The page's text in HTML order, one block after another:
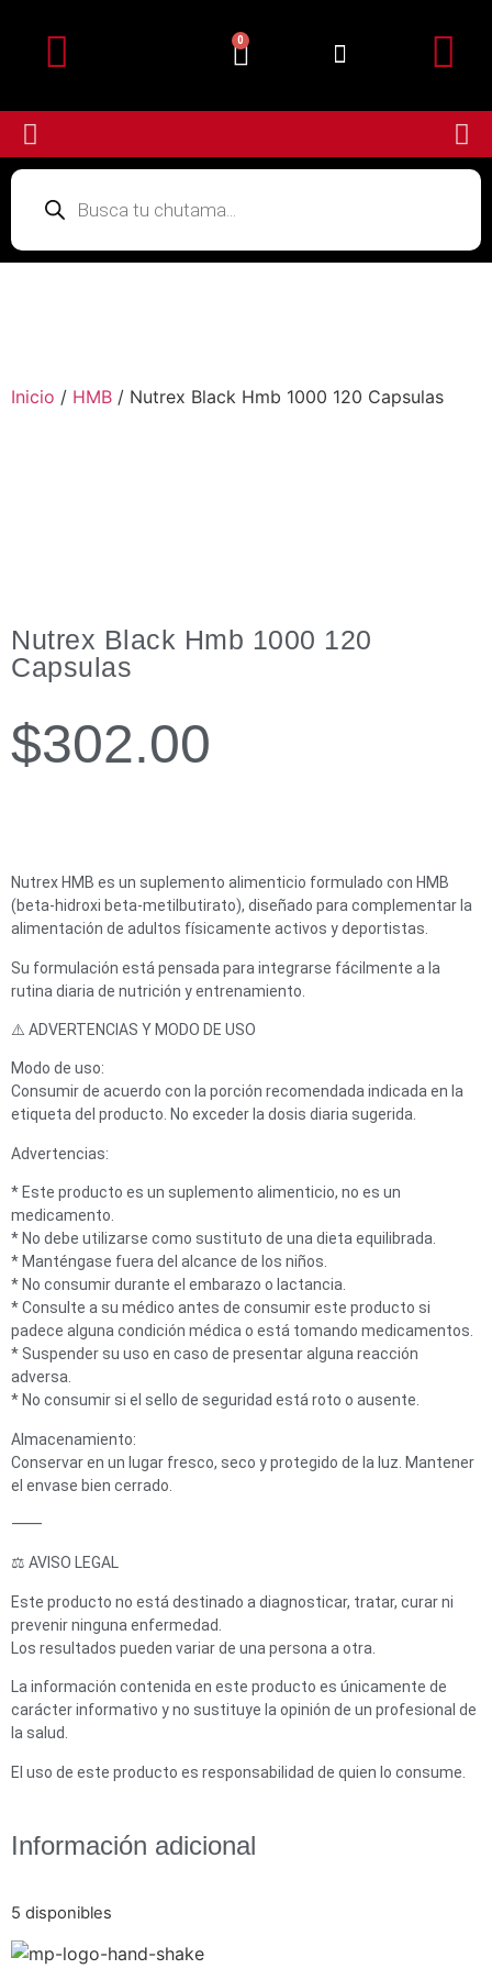
0
Inicio / HMB / Nutrex Black Hmb 1000 120 Capsulas
Nutrex Black Hmb 1000 120
Capsulas
$302.00
Nutrex HMB es un suplemento alimenticio formulado con HMB
(beta-hidroxi beta-metilbutirato), diseñado para complementar la
alimentación de adultos físicamente activos y deportistas.
Su formulación está pensada para integrarse fácilmente a la
rutina diaria de nutrición y entrenamiento.
⚠️ ADVERTENCIAS Y MODO DE USO
Modo de uso:
Consumir de acuerdo con la porción recomendada indicada en la
etiqueta del producto. No exceder la dosis diaria sugerida.
Advertencias:
* Este producto es un suplemento alimenticio, no es un
medicamento.
* No debe utilizarse como sustituto de una dieta equilibrada.
* Manténgase fuera del alcance de los niños.
* No consumir durante el embarazo o lactancia.
* Consulte a su médico antes de consumir este producto si
padece alguna condición médica o está tomando medicamentos.
* Suspender su uso en caso de presentar alguna reacción
adversa.
* No consumir si el sello de seguridad está roto o ausente.
Almacenamiento:
Conservar en un lugar fresco, seco y protegido de la luz. Mantener
el envase bien cerrado.
⸻
⚖️ AVISO LEGAL
Este producto no está destinado a diagnosticar, tratar, curar ni
prevenir ninguna enfermedad.
Los resultados pueden variar de una persona a otra.
La información contenida en este producto es únicamente de
carácter informativo y no sustituye la opinión de un profesional de
la salud.
El uso de este producto es responsabilidad de quien lo consume.
Información adicional
5 disponibles